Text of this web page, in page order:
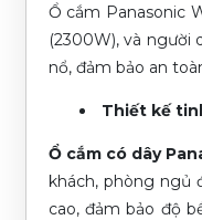
Ổ cắm Panasonic
(2300W), và người
nổ, đảm bảo an
Thiết kế
Ổ cắm có dây
khách, phòng ngủ
cao, đảm bảo độ